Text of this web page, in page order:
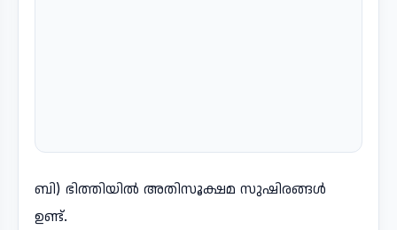
ബി) ഭിത്തിയിൽ അതിസൂക്ഷമ സുഷിരങ്ങൾ
ഉണ്ട്.